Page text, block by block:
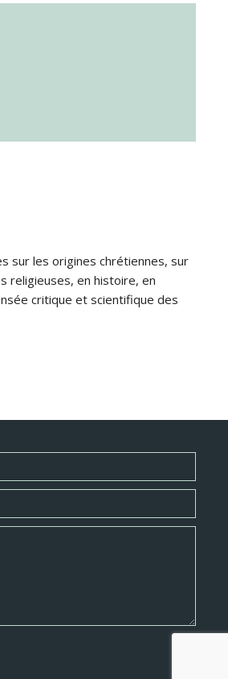
sur les origines chrétiennes, sur
religieuses, en histoire, en
critique et scientifique des